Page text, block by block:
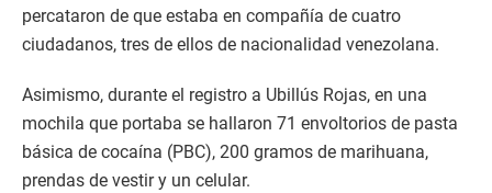
percataron de que estaba en compañía de cuatro
ciudadanos, tres de ellos de nacionalidad venezolana.
Asimismo, durante el registro a Ubillús Rojas, en una
mochila que portaba se hallaron 71 envoltorios de pasta
básica de cocaína (PBC), 200 gramos de marihuana,
prendas de vestir y un celular.